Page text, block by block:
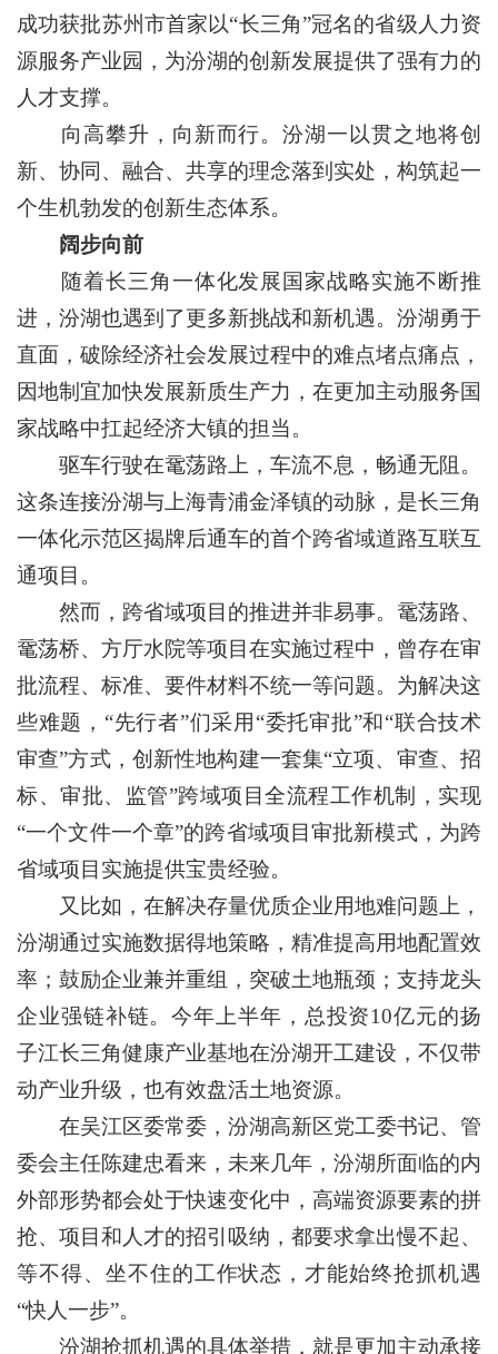
成功获批苏州市首家以“长三角”冠名的省级人力资
源服务产业园，为汾湖的创新发展提供了强有力的
人才支撑。
向高攀升，向新而行。汾湖一以贯之地将创
新、协同、融合、共享的理念落到实处，构筑起一
个生机勃发的创新生态体系。
阔步向前
随着长三角一体化发展国家战略实施不断推
进，汾湖也遇到了更多新挑战和新机遇。汾湖勇于
直面，破除经济社会发展过程中的难点堵点痛点，
因地制宜加快发展新质生产力，在更加主动服务国
家战略中扛起经济大镇的担当。
驱车行驶在鼋荡路上，车流不息，畅通无阻。
这条连接汾湖与上海青浦金泽镇的动脉，是长三角
一体化示范区揭牌后通车的首个跨省域道路互联互
通项目。
然而，跨省域项目的推进并非易事。鼋荡路、
鼋荡桥、方厅水院等项目在实施过程中，曾存在审
批流程、标准、要件材料不统一等问题。为解决这
些难题，“先行者”们采用“委托审批”和“联合技术
审查”方式，创新性地构建一套集“立项、审查、招
标、审批、监管”跨域项目全流程工作机制，实现
“一个文件一个章”的跨省域项目审批新模式，为跨
省域项目实施提供宝贵经验。
又比如，在解决存量优质企业用地难问题上，
汾湖通过实施数据得地策略，精准提高用地配置效
率；鼓励企业兼并重组，突破土地瓶颈；支持龙头
企业强链补链。今年上半年，总投资10亿元的扬
子江长三角健康产业基地在汾湖开工建设，不仅带
动产业升级，也有效盘活土地资源。
在吴江区委常委，汾湖高新区党工委书记、管
委会主任陈建忠看来，未来几年，汾湖所面临的内
外部形势都会处于快速变化中，高端资源要素的拼
抢、项目和人才的招引吸纳，都要求拿出慢不起、
等不得、坐不住的工作状态，才能始终抢抓机遇
“快人一步”。
汾湖抢抓机遇的具体举措，就是更加主动承接